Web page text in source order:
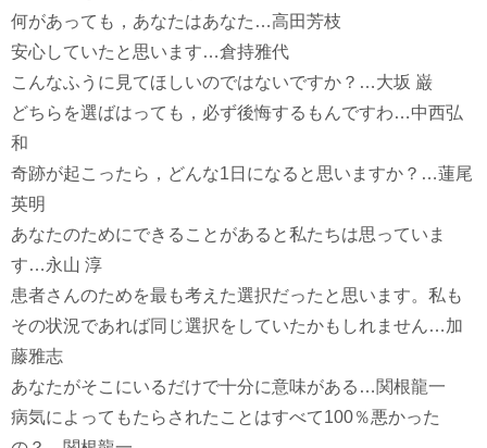
何があっても，あなたはあなた…高田芳枝
安心していたと思います…倉持雅代
こんなふうに見てほしいのではないですか？…大坂 巌
どちらを選ばはっても，必ず後悔するもんですわ…中西弘
和
奇跡が起こったら，どんな1日になると思いますか？…蓮尾
英明
あなたのためにできることがあると私たちは思っていま
す…永山 淳
患者さんのためを最も考えた選択だったと思います。私も
その状況であれば同じ選択をしていたかもしれません…加
藤雅志
あなたがそこにいるだけで十分に意味がある…関根龍一
病気によってもたらされたことはすべて100％悪かった